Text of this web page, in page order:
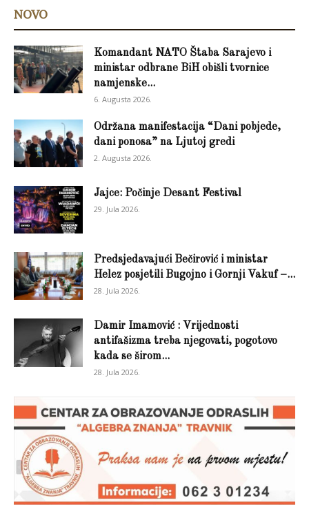
NOVO
Komandant NATO Štaba Sarajevo i
ministar odbrane BiH obišli tvornice
namjenske...
6. Augusta 2026.
Održana manifestacija “Dani pobjede,
dani ponosa” na Ljutoj gredi
2. Augusta 2026.
Jajce: Počinje Desant Festival
29. Jula 2026.
Predsjedavajući Bečirović i ministar
Helez posjetili Bugojno i Gornji Vakuf –...
28. Jula 2026.
Damir Imamović : Vrijednosti
antifašizma treba njegovati, pogotovo
kada se širom...
28. Jula 2026.